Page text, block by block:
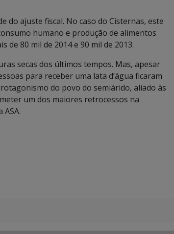
do ajuste fiscal. No caso do Cisternas, este
humano e produção de alimentos
80 mil de 2014 e 90 mil de 2013.
secas dos últimos tempos. Mas, apesar
para receber uma lata d’água ficaram
do povo do semiárido, aliado às
um dos maiores retrocessos na